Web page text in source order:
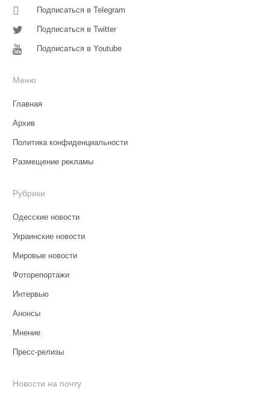
Подписаться в Telegram
Подписаться в Twitter
Подписаться в Youtube
Меню
Главная
Архив
Политика конфиденциальности
Размещение рекламы
Рубрики
Одесские новости
Украинские новости
Мировые новости
Фоторепортажи
Интервью
Анонсы
Мнение
Пресс-релизы
Новости на почту